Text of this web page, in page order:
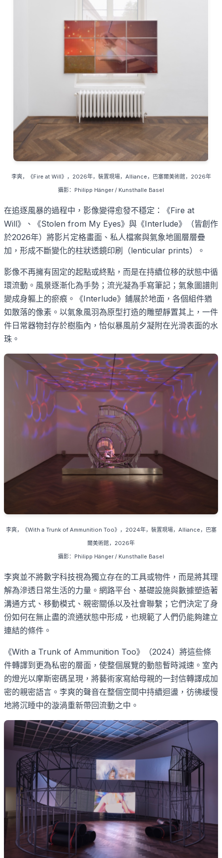
李爽，《Fire at Will》， 2026年，裝置現場， Alliance ，巴塞爾美術館， 2026年
攝影： Philipp Hänger / Kunsthalle Basel
在追逐風暴的過程中，影像變得愈發不穩定：《Fire at
Will》、《Stolen from My Eyes》與《Interlude》（皆創作
於2026年）將影片定格畫面、私人檔案與氣象地圖層層疊
加，形成不斷變化的柱狀透鏡印刷（lenticular prints）。
影像不再擁有固定的起點或終點，而是在持續位移的狀態中循
環流動。風景逐漸化為手勢；流光凝為手寫筆記；氣象圖譜則
變成身軀上的瘀痕。《Interlude》鋪展於地面，各個組件猶
如散落的像素。以氣象風羽為原型打造的雕塑靜置其上，一件
件日常器物封存於樹脂內，恰似暴風前夕凝附在光滑表面的水
珠。
李爽，《With a Trunk of Ammunition Too》， 2024年，裝置現場， Alliance ，巴塞
爾美術館， 2026年
攝影： Philipp Hänger / Kunsthalle Basel
李爽並不將數字科技視為獨立存在的工具或物件，而是將其理
解為滲透日常生活的力量。網路平台、基礎設施與數據塑造著
溝通方式、移動模式、親密關係以及社會聯繫；它們決定了身
份如何在無止盡的流通狀態中形成，也規範了人們仍能夠建立
連結的條件。
《With a Trunk of Ammunition Too》（2024）將這些條
件轉譯到更為私密的層面，使整個展覽的動態暫時減速。室內
的燈光以摩斯密碼呈現，將藝術家寫給母親的一封信轉譯成加
密的親密語言。李爽的聲音在整個空間中持續迴盪，彷彿緩慢
地將沉睡中的漩渦重新帶回流動之中。